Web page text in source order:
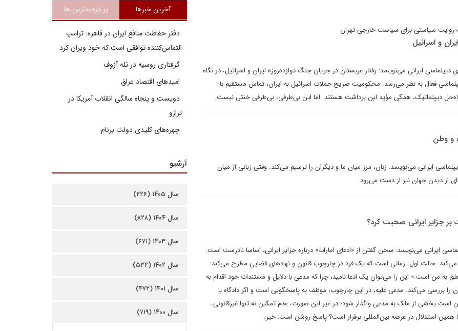
روایت سیاستی برای سیاست خارجی تهران
و اسرائیل
دیپلماسی ایرانی می‌نویسد: رفتار عربستان در جریان جنگ دوازده‌روزه ایران و اسرائیل، در نگاه
فعال به نظر می‌رسد. محکومیت صریح حملات اسرائیل به ایران، تماس مستقیم با
راه‌حل دیپلماتیک، همگی مؤید این برداشت هستند. اما این بی‌طرفی، بی‌طرفی خنثی نیست.
و وطن
ایرانی می‌نویسد: زبان، مرز میان ما و دیگران را ترسیم می‌کند. وقتی زبانی از میان
از دیدن جهان نیز از دست می‌رود.
بر جزایر ایرانی صحبت کرد؟
ایرانی می‌نویسد: سخن گفتن از «ادعای امارات» درباره جزایر ایرانی، اساسا نادرست است.
می‌کند. حالت اول، زمانی است که یک فرد در چارچوب قانون و نهادهای قضایی مطرح می‌کند:
به من است.» این را می‌توان یک ادعا نامید، چرا که مدعی با دلایل و مستندات خود اقدام به
را بررسی می‌کند. مدعی علیه، در این چارچوب، موظف به پاسخگویی است و اگر دادگاه با
است بخشی از ملک به مدعی واگذار شود؛ در غیر این صورت، عدم تمکین نه تنها غیرقانونی،
همین استدلال در عرصه بین‌المللی برقرار است؟ پاسخ روشن است: خیر.
آخرین خبرها پر بازدیدترین ها
دفتر حفاظت منافع ایران در قاهره: ترامپ
التماس‌کننده توافقی است که خود ویران کرد
گرفتاری روسیه در تله آزوف
امیدهای اقتصاد عراق
دویست و پنجاه سالگی انقلاب آمریکا در
ترازو
چهره‌های کلیدی دولت برنام
آرشیو
سال ۱۴۰۵ (۲۲۶)
سال ۱۴۰۴ (۸۲۸)
سال ۱۴۰۳ (۶۷۱)
سال ۱۴۰۲ (۵۳۲)
سال ۱۴۰۱ (۴۷۲)
سال ۱۴۰۰ (۷۱۹)